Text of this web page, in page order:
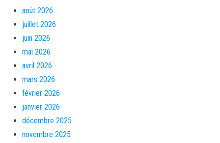
août 2026
juillet 2026
juin 2026
mai 2026
avril 2026
mars 2026
février 2026
janvier 2026
décembre 2025
novembre 2025